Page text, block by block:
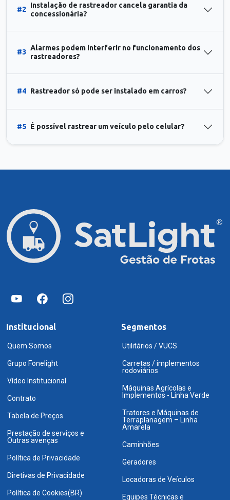
#2
Instalação de rastreador cancela garantia da
concessionária?
#3
Alarmes podem interferir no funcionamento dos
rastreadores?
#4 Rastreador só pode ser instalado em carros?
#5 É possível rastrear um veículo pelo celular?
Institucional
Quem Somos
Grupo Fonelight
Vídeo Institucional
Contrato
Tabela de Preços
Prestação de serviços e
Outras avenças
Política de Privacidade
Diretivas de Privacidade
Política de Cookies(BR)
Segmentos
Utilitários / VUCS
Carretas / implementos
rodoviários
Máquinas Agrícolas e
Implementos - Linha Verde
Tratores e Máquinas de
Terraplanagem – Linha
Amarela
Caminhões
Geradores
Locadoras de Veículos
Equipes Técnicas e